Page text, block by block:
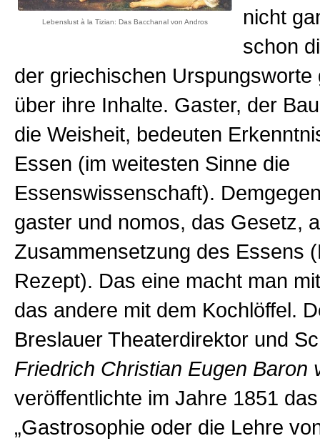
Lebenslust à la Tizian: Das Bacchanal von Andros
nicht
schon
der griechischen Urspungsworte
über ihre Inhalte. Gaster, der
die Weisheit, bedeuten
Essen (im weitesten Sinne die
Essenswissenschaft).
gaster und nomos, das Gesetz,
Zusammensetzung des Essens
Rezept). Das eine macht man
das andere mit dem Kochlöffel.
Breslauer Theaterdirektor und
Friedrich Christian Eugen Baron
veröffentlichte im Jahre 1851
„Gastrosophie oder die Lehre